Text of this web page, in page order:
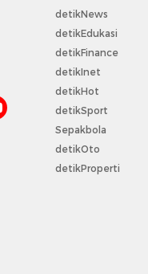
detikNews
detikEdukasi
detikFinance
detikInet
detikHot
detikSport
Sepakbola
detikOto
detikProperti